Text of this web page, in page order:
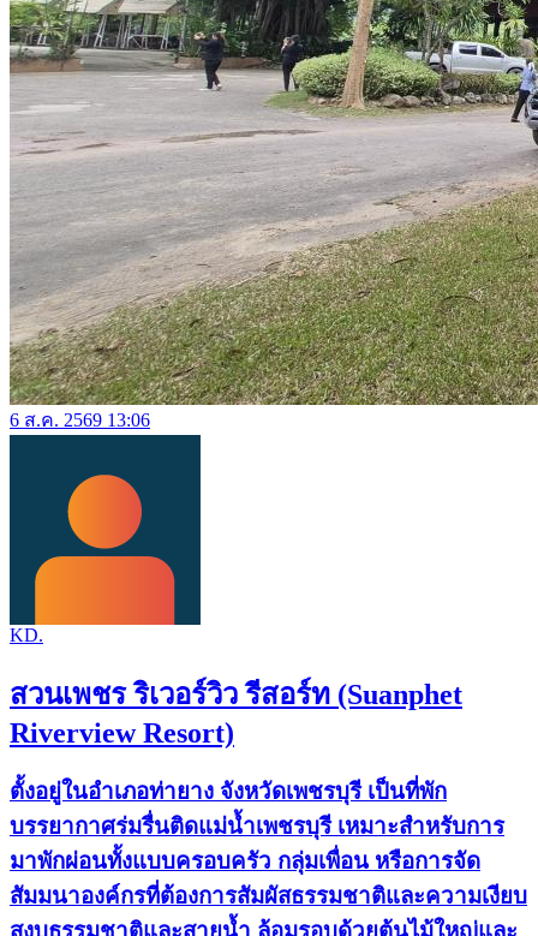
6 ส.ค. 2569 13:06
KD.
สวนเพชร ริเวอร์วิว รีสอร์ท (Suanphet
Riverview Resort)
ตั้งอยู่ในอำเภอท่ายาง จังหวัดเพชรบุรี เป็นที่พัก
บรรยากาศร่มรื่นติดแม่น้ำเพชรบุรี เหมาะสำหรับการ
มาพักผ่อนทั้งแบบครอบครัว กลุ่มเพื่อน หรือการจัด
สัมมนาองค์กรที่ต้องการสัมผัสธรรมชาติและความเงียบ
สงบ ​ธรรมชาติและสายน้ำ ล้อมรอบด้วยต้นไม้ใหญ่และ